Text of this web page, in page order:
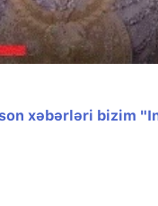
xəbərləri bizim